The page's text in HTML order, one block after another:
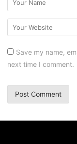
Save my name,
next time I comment.